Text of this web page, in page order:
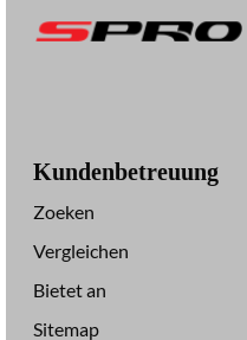
Kundenbetreuung
Zoeken
Vergleichen
Bietet an
Sitemap